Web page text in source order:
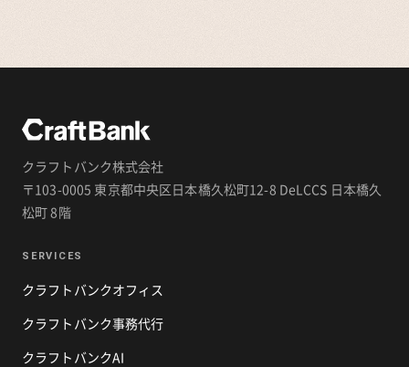
クラフトバンク株式会社
〒103-0005 東京都中央区日本橋久松町12-8 DeLCCS 日本橋久
松町 8階
SERVICES
クラフトバンクオフィス
クラフトバンク事務代行
クラフトバンクAI